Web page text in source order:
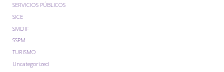
SERVICIOS PÚBLICOS
SICE
SMDIF
SSPM
TURISMO
Uncategorized